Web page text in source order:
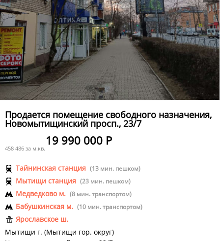
Продается помещение свободного назначения,
Новомытищинский просп., 23/7
19 990 000 Р
458 486 за м.кв.
Тайнинская станция (13 мин. пешком)
Мытищи станция (23 мин. пешком)
Медведково м. (8 мин. транспортом)
Бабушкинская м. (10 мин. транспортом)
Ярославское ш.
Мытищи г. (Мытищи гор. округ)